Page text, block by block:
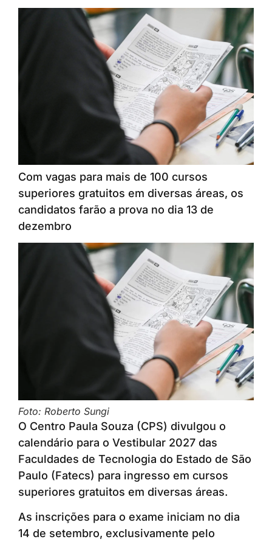
Com vagas para mais de 100 cursos
superiores gratuitos em diversas áreas, os
candidatos farão a prova no dia 13 de
dezembro
Foto: Roberto Sungi
O Centro Paula Souza (CPS) divulgou o
calendário para o Vestibular 2027 das
Faculdades de Tecnologia do Estado de São
Paulo (Fatecs) para ingresso em cursos
superiores gratuitos em diversas áreas.
As inscrições para o exame iniciam no dia
14 de setembro, exclusivamente pelo